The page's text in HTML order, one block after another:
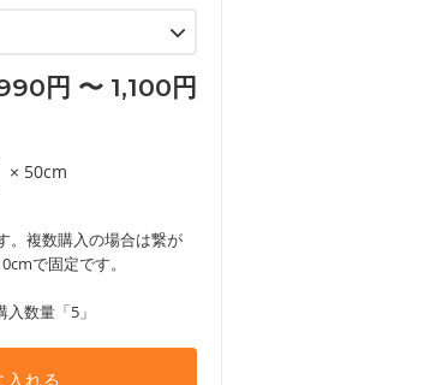
円 〜 1,100円
× 50cm
。複数購入の場合は繋が
で固定です。
数量「5」
入れる